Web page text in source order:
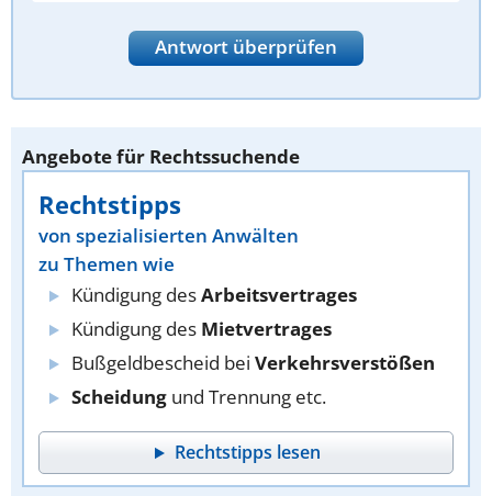
Antwort überprüfen
Angebote für Rechtssuchende
Rechtstipps
von spezialisierten Anwälten
zu Themen wie
Kündigung desArbeitsvertrages
Kündigung des Mietvertrages
Bußgeldbescheid bei Verkehrsverstößen
Scheidung und Trennung etc.
Rechtstipps lesen